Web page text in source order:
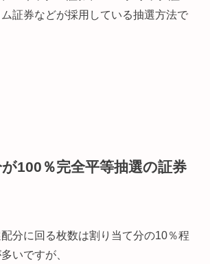
証券などが採用している抽選方法で
100％完全平等抽選の証券
分に回る枚数は割り当て分の10％程
いですが、